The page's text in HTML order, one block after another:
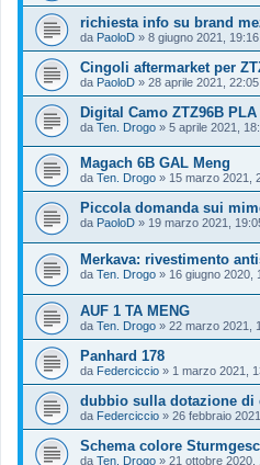
richiesta info su brand
da PaoloD » 8 giugno 2021, 19:16
Cingoli aftermarket per
da PaoloD » 28 aprile 2021, 22:05
Digital Camo ZTZ96B PLA
da Ten. Drogo » 5 aprile 2021,
Magach 6B GAL Meng
da Ten. Drogo » 15 marzo 2021,
Piccola domanda sui
da PaoloD » 19 marzo 2021,
Merkava: rivestimento
da Ten. Drogo » 16 giugno 2020,
AUF 1 TA MENG
da Ten. Drogo » 22 marzo 2021,
Panhard 178
da Federciccio » 1 marzo 2021,
dubbio sulla dotazione di
da Federciccio » 26 febbraio
Schema colore
da Ten. Drogo » 21 ottobre 2020,